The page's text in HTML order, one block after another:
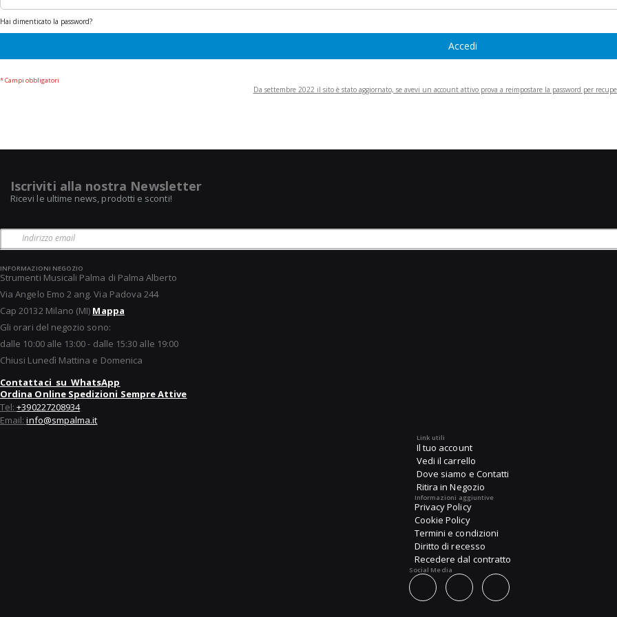
Hai dimenticato la password?
Accedi
Da settembre 2022 il sito è stato aggiornato, se avevi un account attivo prova a reimpostare la password per
Iscriviti alla nostra Newsletter
Ricevi le ultime news, prodotti e sconti!
INFORMAZIONI NEGOZIO
Strumenti Musicali Palma di Palma Alberto
Via Angelo Emo 2 ang. Via Padova 244
Cap 20132 Milano (MI) Mappa
Gli orari del negozio sono:
dalle 10:00 alle 13:00 - dalle 15:30 alle 19:00
Chiusi Lunedì Mattina e Domenica
Contattaci su WhatsApp
Ordina Online Spedizioni Sempre Attive
Tel:+390227208934
Email:info@smpalma.it
Link utili
Il tuo account
Vedi il carrello
Dove siamo e Contatti
Ritira in Negozio
Informazioni aggiuntive
Privacy Policy
Cookie Policy
Termini e condizioni
Diritto di recesso
Recedere dal contratto
Social Media